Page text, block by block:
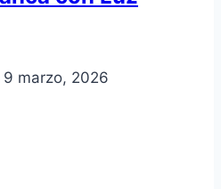
9 marzo, 2026